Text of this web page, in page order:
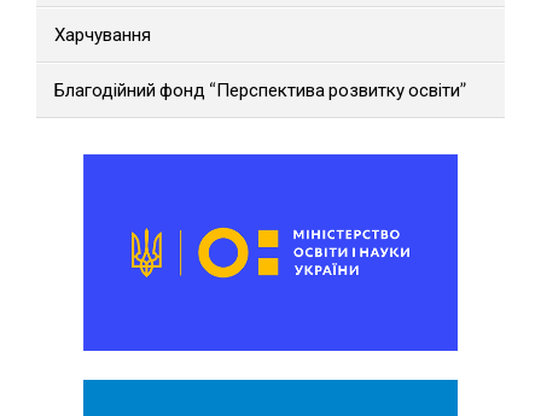
Харчування
Благодійний фонд “Перспектива розвитку освіти”